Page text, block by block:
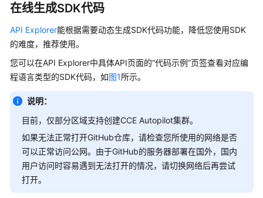
务
公
告
产
品
绍
计
费
说
在线生成SDK代码
API Explorer能根据需要动态生成SDK代码功能，降低您使用SDK
的难度，推荐使用。
您可以在API Explorer中具体API页面的“代码示例”页签查看对应编
程语言类型的SDK代码，如图1所示。
说明：
目前，仅部分区域支持创建CCE Autopilot集群。
如果无法正常打开GitHub仓库，请检查您所使用的网络是否
可以正常访问公网。由于GitHub的服务器部署在国外，国内
用户访问时容易遇到无法打开的情况，请切换网络后再尝试
打开。